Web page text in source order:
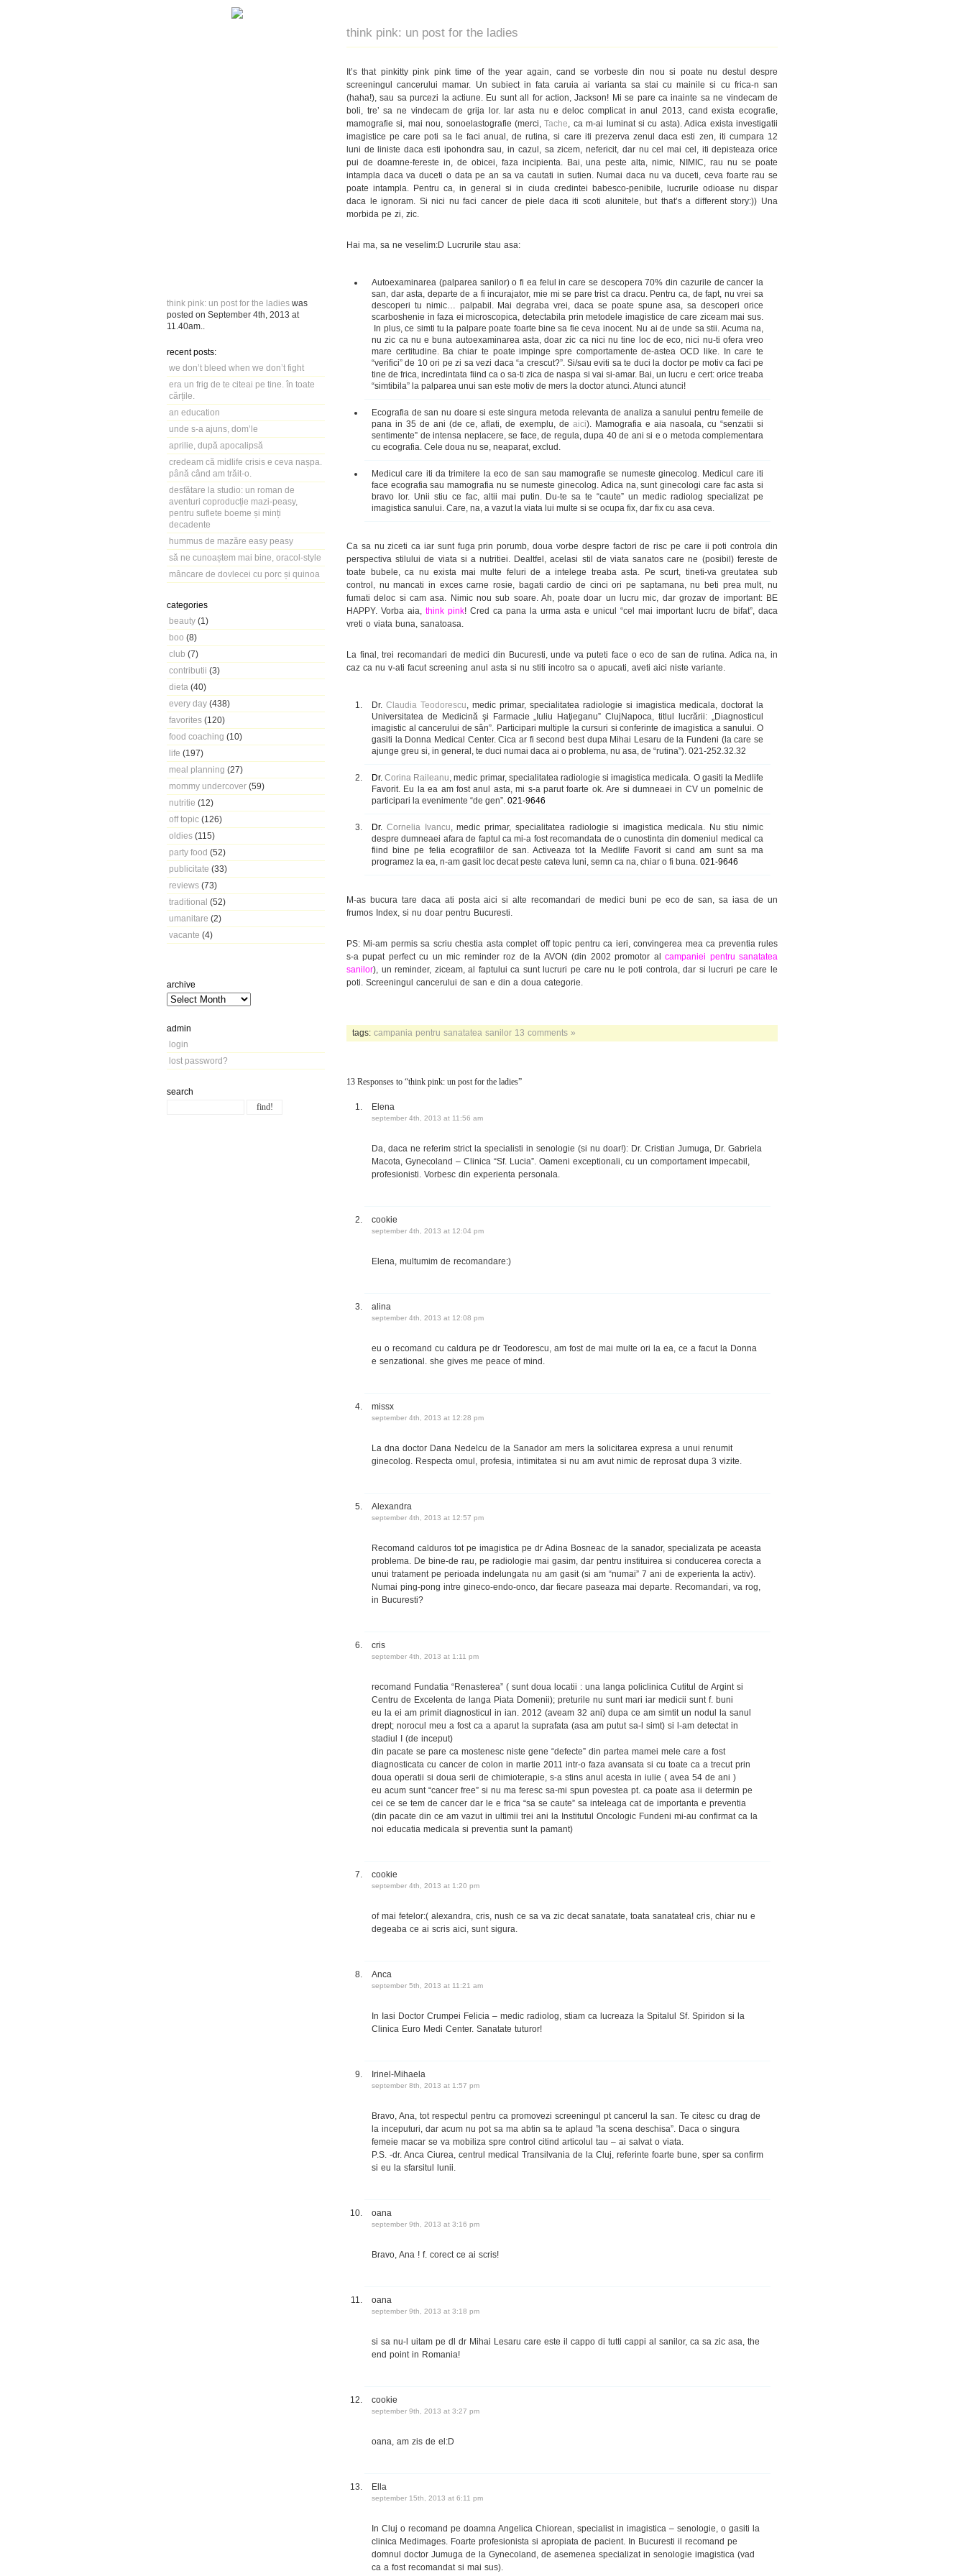
think pink: un post for the ladies was
posted on September 4th, 2013 at
11.40am
recent posts:
we don’t bleed when we don’t fight
era un frig de te citeai pe tine. în toate
cărțile.
an education
unde s-a ajuns, dom’le
aprilie, după apocalipsă
credeam că midlife crisis e ceva nașpa.
până când am trăit-o.
desfătare la studio: un roman de
aventuri coproducție mazi-peasy,
pentru suflete boeme și minți
decadente
hummus de mazăre easy peasy
să ne cunoaștem mai bine, oracol-style
mâncare de dovlecei cu porc și quinoa
categories
beauty (1)
boo (8)
club (7)
contributii (3)
dieta (40)
every day (438)
favorites (120)
food coaching (10)
life (197)
meal planning (27)
mommy undercover (59)
nutritie (12)
off topic (126)
oldies (115)
party food (52)
publicitate (33)
reviews (73)
traditional (52)
umanitare (2)
vacante (4)
archive
admin
login
lost password?
search
think pink: un post for the ladies
It’s that pinkitty pink pink time of the year again, cand se vorbeste din nou si poate nu destul despre
screeningul cancerului mamar. Un subiect in fata caruia ai varianta sa stai cu mainile si cu frica-n san
(haha!), sau sa purcezi la actiune. Eu sunt all for action, Jackson! Mi se pare ca inainte sa ne vindecam de
boli, tre’ sa ne vindecam de grija lor. Iar asta nu e deloc complicat in anul 2013, cand exista ecografie,
mamografie si, mai nou, sonoelastografie (merci,Tache
, ca m-ai luminat si cu asta). Adica exista investigatii
imagistice pe care poti sa le faci anual, de rutina, si care iti prezerva zenul daca esti zen, iti cumpara 12
luni de liniste daca esti ipohondra sau, in cazul, sa zicem, nefericit, dar nu cel mai cel, iti depisteaza orice
pui de doamne-fereste in, de obicei, faza incipienta. Bai, una peste alta, nimic, NIMIC, rau nu se poate
intampla daca va duceti o data pe an sa va cautati in sutien. Numai daca nu va duceti, ceva foarte rau se
poate intampla. Pentru ca, in general si in ciuda credintei babesco-penibile, lucrurile odioase nu dispar
daca le ignoram. Si nici nu faci cancer de piele daca iti scoti alunitele, but that’s a different story:)) Una
morbida pe zi, zic.
Hai ma, sa ne veselim:D Lucrurile stau asa:
Autoexaminarea (palparea sanilor) o fi ea felul in care se descopera 70% din cazurile de cancer la
san, dar asta, departe de a fi incurajator, mie mi se pare trist ca dracu. Pentru ca, de fapt, nu vrei sa
descoperi tu nimic… palpabil. Mai degraba vrei, daca se poate spune asa, sa descoperi orice
scarboshenie in faza ei microscopica, detectabila prin metodele imagistice de care ziceam mai sus.
In plus, ce simti tu la palpare poate foarte bine sa fie ceva inocent. Nu ai de unde sa stii. Acuma na,
nu zic ca nu e buna autoexaminarea asta, doar zic ca nici nu tine loc de eco, nici nu-ti ofera vreo
mare certitudine. Ba chiar te poate impinge spre comportamente de-astea OCD like. In care te
“verifici” de 10 ori pe zi sa vezi daca “a crescut?”. Si/sau eviti sa te duci la doctor pe motiv ca faci pe
tine de frica, incredintata fiind ca o sa-ti zica de naspa si vai si-amar. Bai, un lucru e cert: orice treaba
“simtibila” la palparea unui san este motiv de mers la doctor atunci. Atunci atunci!
Ecografia de san nu doare si este singura metoda relevanta de analiza a sanului pentru femeile de
pana in 35 de ani (de ce, aflati, de exemplu, de aici). Mamografia e aia nasoala, cu “senzatii si
sentimente” de intensa neplacere, se face, de regula, dupa 40 de ani si e o metoda complementara
cu ecografia. Cele doua nu se, neaparat, exclud.
Medicul care iti da trimitere la eco de san sau mamografie se numeste ginecolog. Medicul care iti
face ecografia sau mamografia nu se numeste ginecolog. Adica na, sunt ginecologi care fac asta si
bravo lor. Unii stiu ce fac, altii mai putin. Du-te sa te “caute” un medic radiolog specializat pe
imagistica sanului. Care, na, a vazut la viata lui multe si se ocupa fix, dar fix cu asa ceva.
Ca sa nu ziceti ca iar sunt fuga prin porumb, doua vorbe despre factori de risc pe care ii poti controla din
perspectiva stilului de viata si a nutritiei. Dealtfel, acelasi stil de viata sanatos care ne (posibil) fereste de
toate bubele, ca nu exista mai multe feluri de a intelege treaba asta. Pe scurt, tineti-va greutatea sub
control, nu mancati in exces carne rosie, bagati cardio de cinci ori pe saptamana, nu beti prea mult, nu
fumati deloc si cam asa. Nimic nou sub soare. Ah, poate doar un lucru mic, dar grozav de important: BE
HAPPY. Vorba aia, think pink! Cred ca pana la urma asta e unicul “cel mai important lucru de bifat”, daca
vreti o viata buna, sanatoasa.
La final, trei recomandari de medici din Bucuresti, unde va puteti face o eco de san de rutina. Adica na, in
caz ca nu v-ati facut screening anul asta si nu stiti incotro sa o apucati, aveti aici niste variante.
Dr. Claudia Teodorescu , medic primar, specialitatea radiologie si imagistica medicala, doctorat la
Universitatea de Medicină şi Farmacie „Iuliu Haţieganu” ClujNapoca, titlul lucrării: „Diagnosticul
imagistic al cancerului de sân”. Participari multiple la cursuri si conferinte de imagistica a sanului. O
gasiti la Donna Medical Center. Cica ar fi second best dupa Mihai Lesaru de la Fundeni (la care se
ajunge greu si, in general, te duci numai daca ai o problema, nu asa, de “rutina”). 021-252.32.32
Dr. Corina Raileanu , medic primar, specialitatea radiologie si imagistica medicala. O gasiti la Medlife
Favorit. Eu la ea am fost anul asta, mi s-a parut foarte ok. Are si dumneaei in CV un pomelnic de
participari la evenimente “de gen”. 021-9646
Dr. Cornelia Ivancu , medic primar, specialitatea radiologie si imagistica medicala. Nu stiu nimic
despre dumneaei afara de faptul ca mi-a fost recomandata de o cunostinta din domeniul medical ca
fiind bine pe felia ecografiilor de san. Activeaza tot la Medlife Favorit si cand am sunt sa ma
programez la ea, n-am gasit loc decat peste cateva luni, semn ca na, chiar o fi buna. 021-9646
M-as bucura tare daca ati posta aici si alte recomandari de medici buni pe eco de san, sa iasa de un
frumos Index, si nu doar pentru Bucuresti.
PS: Mi-am permis sa scriu chestia asta complet off topic pentru ca ieri, convingerea mea ca preventia rules
s-a pupat perfect cu un mic reminder roz de la AVON (din 2002 promotor alcampaniei pentru sanatatea
sanilor), un reminder, ziceam, al faptului ca sunt lucruri pe care nu le poti controla, dar si lucruri pe care le
poti. Screeningul cancerului de san e din a doua categorie.
tags: campania pentru sanatatea sanilor 13 comments »
13 Responses to “think pink: un post for the ladies”
Elena
september 4th, 2013 at 11:56 am
Da, daca ne referim strict la specialisti in senologie (si nu doar!): Dr. Cristian Jumuga, Dr. Gabriela
Macota, Gynecoland – Clinica “Sf. Lucia”. Oameni exceptionali, cu un comportament impecabil,
profesionisti. Vorbesc din experienta personala.
cookie
september 4th, 2013 at 12:04 pm
Elena, multumim de recomandare:)
alina
september 4th, 2013 at 12:08 pm
eu o recomand cu caldura pe dr Teodorescu, am fost de mai multe ori la ea, ce a facut la Donna
e senzational. she gives me peace of mind.
missx
september 4th, 2013 at 12:28 pm
La dna doctor Dana Nedelcu de la Sanador am mers la solicitarea expresa a unui renumit
ginecolog. Respecta omul, profesia, intimitatea si nu am avut nimic de reprosat dupa 3 vizite.
Alexandra
september 4th, 2013 at 12:57 pm
Recomand calduros tot pe imagistica pe dr Adina Bosneac de la sanador, specializata pe aceasta
problema. De bine-de rau, pe radiologie mai gasim, dar pentru instituirea si conducerea corecta a
unui tratament pe perioada indelungata nu am gasit (si am “numai” 7 ani de experienta la activ).
Numai ping-pong intre gineco-endo-onco, dar fiecare paseaza mai departe. Recomandari, va rog,
in Bucuresti?
cris
september 4th, 2013 at 1:11 pm
recomand Fundatia “Renasterea” ( sunt doua locatii : una langa policlinica Cutitul de Argint si
Centru de Excelenta de langa Piata Domenii); preturile nu sunt mari iar medicii sunt f. buni
eu la ei am primit diagnosticul in ian. 2012 (aveam 32 ani) dupa ce am simtit un nodul la sanul
drept; norocul meu a fost ca a aparut la suprafata (asa am putut sa-l simt) si l-am detectat in
stadiul I (de inceput)
din pacate se pare ca mostenesc niste gene “defecte” din partea mamei mele care a fost
diagnosticata cu cancer de colon in martie 2011 intr-o faza avansata si cu toate ca a trecut prin
doua operatii si doua serii de chimioterapie, s-a stins anul acesta in iulie ( avea 54 de ani )
eu acum sunt “cancer free” si nu ma feresc sa-mi spun povestea pt. ca poate asa ii determin pe
cei ce se tem de cancer dar le e frica “sa se caute” sa inteleaga cat de importanta e preventia
(din pacate din ce am vazut in ultimii trei ani la Institutul Oncologic Fundeni mi-au confirmat ca la
noi educatia medicala si preventia sunt la pamant)
cookie
september 4th, 2013 at 1:20 pm
of mai fetelor:( alexandra, cris, nush ce sa va zic decat sanatate, toata sanatatea! cris, chiar nu e
degeaba ce ai scris aici, sunt sigura.
Anca
september 5th, 2013 at 11:21 am
In Iasi Doctor Crumpei Felicia – medic radiolog, stiam ca lucreaza la Spitalul Sf. Spiridon si la
Clinica Euro Medi Center. Sanatate tuturor!
Irinel-Mihaela
september 8th, 2013 at 1:57 pm
Bravo, Ana, tot respectul pentru ca promovezi screeningul pt cancerul la san. Te citesc cu drag de
la inceputuri, dar acum nu pot sa ma abtin sa te aplaud ”la scena deschisa”. Daca o singura
femeie macar se va mobiliza spre control citind articolul tau – ai salvat o viata.
P.S. -dr. Anca Ciurea, centrul medical Transilvania de la Cluj, referinte foarte bune, sper sa confirm
si eu la sfarsitul lunii.
oana
september 9th, 2013 at 3:16 pm
Bravo, Ana ! f. corect ce ai scris!
oana
september 9th, 2013 at 3:18 pm
si sa nu-l uitam pe dl dr Mihai Lesaru care este il cappo di tutti cappi al sanilor, ca sa zic asa, the
end point in Romania!
cookie
september 9th, 2013 at 3:27 pm
oana, am zis de el:D
Ella
september 15th, 2013 at 6:11 pm
In Cluj o recomand pe doamna Angelica Chiorean, specialist in imagistica – senologie, o gasiti la
clinica Medimages. Foarte profesionista si apropiata de pacient. In Bucuresti il recomand pe
domnul doctor Jumuga de la Gynecoland, de asemenea specializat in senologie imagistica (vad
ca a fost recomandat si mai sus).